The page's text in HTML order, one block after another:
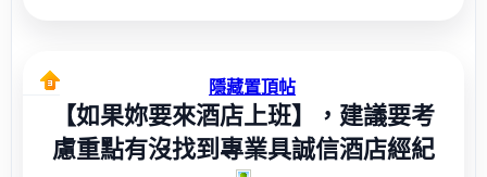
隱藏置頂帖
【如果妳要來酒店上班】，建議要考
慮重點有沒找到專業具誠信酒店經紀